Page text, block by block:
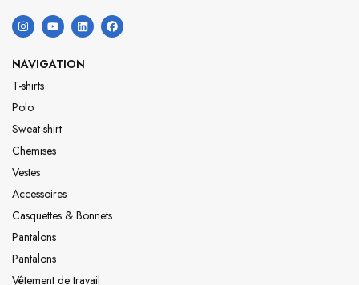
NAVIGATION
T-shirts
Polo
Sweat-shirt
Chemises
Vestes
Accessoires
Casquettes & Bonnets
Pantalons
Pantalons
Vêtement de travail